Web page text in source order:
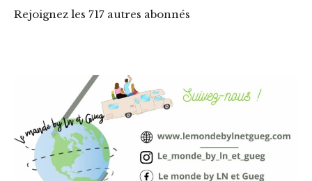
Rejoignez les 717 autres abonnés